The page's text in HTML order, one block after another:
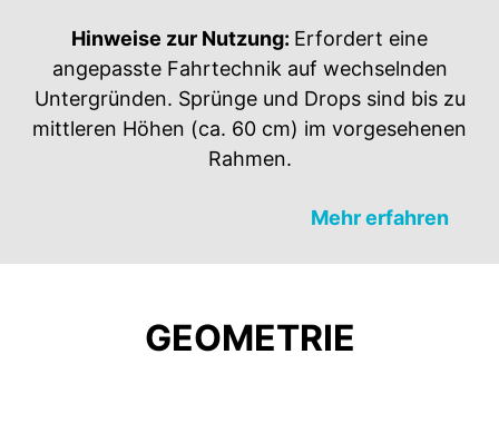
Hinweise zur Nutzung: Erfordert eine
angepasste Fahrtechnik auf wechselnden
Untergründen. Sprünge und Drops sind bis zu
mittleren Höhen (ca. 60 cm) im vorgesehenen
Rahmen.
Mehr erfahren
GEOMETRIE